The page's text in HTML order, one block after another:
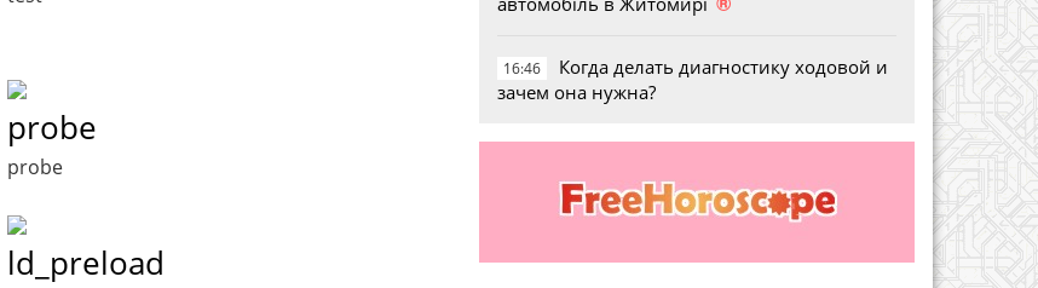
probe
probe
ld_preload
16:46
Когда делать диагностику ходовой и
зачем она нужна?